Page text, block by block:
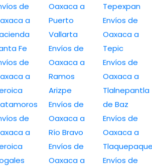
de
a
Fe
de
a
de
a
Oaxaca a
Puerto
Vallarta
Envíos de
Oaxaca a
Ramos
Arizpe
Envíos de
Oaxaca a
Río Bravo
Envíos de
Oaxaca a
Tepexpan
Envíos de
Oaxaca a
Tepic
Envíos de
Oaxaca a
Tlalnepantla
de Baz
Envíos de
Oaxaca a
Envíos de